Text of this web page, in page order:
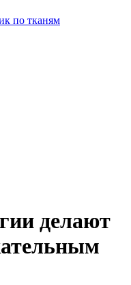
по тканям
делают